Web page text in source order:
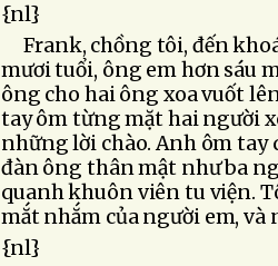
{nl}
Frank, chồng tôi, đến
mươi tuổi, ông em hơn sáu
ông cho hai ông xoa vuốt
tay ôm từng mặt hai người
những lời chào. Anh ôm tay
đàn ông thân mật như ba
quanh khuôn viên tu viện.
mắt nhắm của người em, và
{nl}